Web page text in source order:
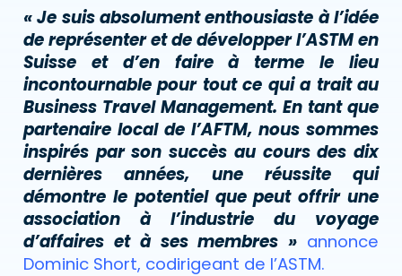
« Je suis absolument enthousiaste à l’idée
de représenter et de développer l’ASTM en
Suisse et d’en faire à terme le lieu
incontournable pour tout ce qui a trait au
Business Travel Management. En tant que
partenaire local de l’AFTM, nous sommes
inspirés par son succès au cours des dix
dernières années, une réussite qui
démontre le potentiel que peut offrir une
association à l’industrie du voyage
d’affaires et à ses membres » annonce
Dominic Short, codirigeant de l’ASTM.